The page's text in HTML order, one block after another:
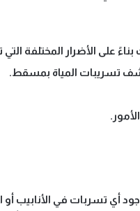
على الأضرار المختلفة
تسريبات المياة بمسقط.
تسربات في الأنابيب أو